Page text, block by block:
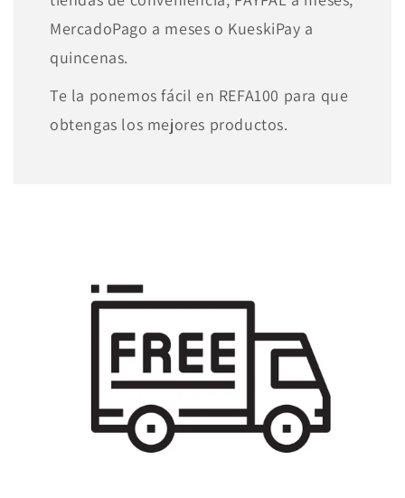
MercadoPago a meses o KueskiPay a
quincenas.
Te la ponemos fácil en REFA100 para que
obtengas los mejores productos.